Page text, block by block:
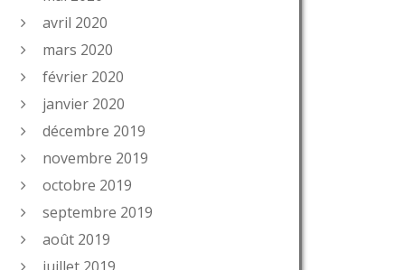
avril 2020
mars 2020
février 2020
janvier 2020
décembre 2019
novembre 2019
octobre 2019
septembre 2019
août 2019